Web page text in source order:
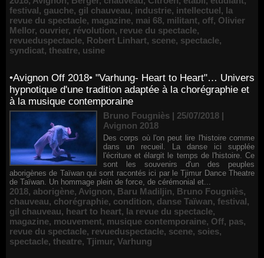
festival, gauche, gil chauveau, industrie, intellectuel, la
revue du spectacle, magazine, mai 68, militant, off, Olivier
Mellor, ouvrier, révolution, revue du spectacle,
revueduspectacle, Robert Linhart, scene, spectacle,
syndicat, theatre, usine
•Avignon Off 2018• "Varhung- Heart to Heart"… Univers
hypnotique d'une tradition adaptée à la chorégraphie et
à la musique contemporaine
Bruno Fougniès | 25/07/2018 |
Avignon 2018
Des corps où l'on peut lire l'histoire comme
dans un recueil. La danse ici supplée
l'écriture et élargit le temps de l'histoire. Ce
sont les souvenirs d'un des peuples
aborigènes de Taïwan qui sont racontés ici par le Tjimur Dance Theatre
de Taïwan. Un hommage plein de force, de cérémonial et...
2018, aborigène, Avignon, Baru Madiljin, Bruno Fougniès,
chauveau, chorégraphie, condition, danse Taïwan, festival,
gil chauveau, heart to heart, la revue du spectacle,
magazine, mouvement, musique contemporaine, Off, pas,
revue du spectacle, revueduspectacle, scene, soies,
spectacle, theatre, Tjimur, Varhung